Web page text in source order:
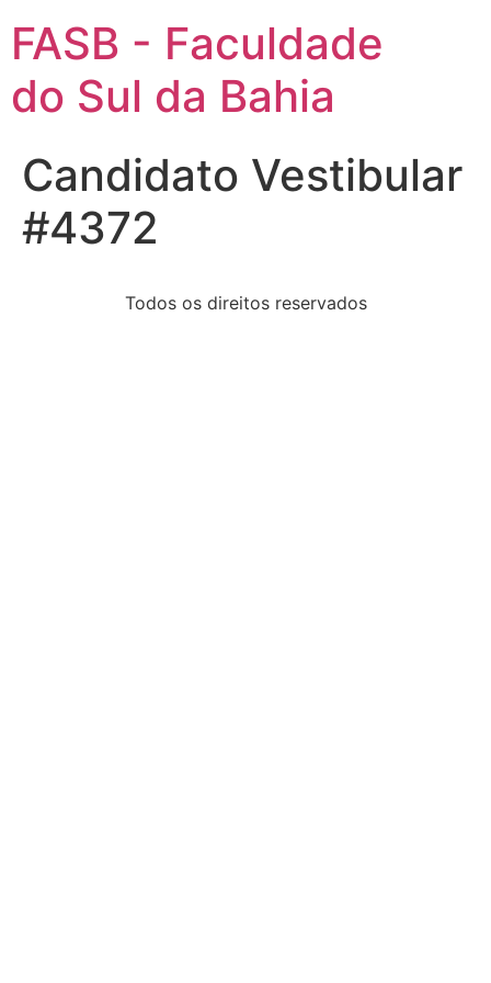
FASB - Faculdade
do Sul da Bahia
Candidato Vestibular
#4372
Todos os direitos reservados